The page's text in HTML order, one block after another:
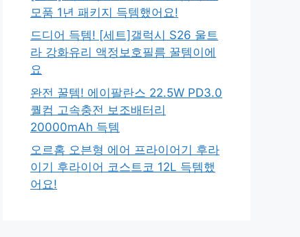
모품 1년 패키지 득템했어요!
드디어 득템! [세트]갤럭시 S26 울트
라 강화유리 액정보호필름 꿀템이에
요
완전 꿀템! 에이팔란스 22.5W PD3.0
퀄컴 고속충전 보조배터리
20000mAh 득템
오르홈 오븐형 에어 프라이어기 후라
이기 후라이어 코스트코 12L 득템했
어요!